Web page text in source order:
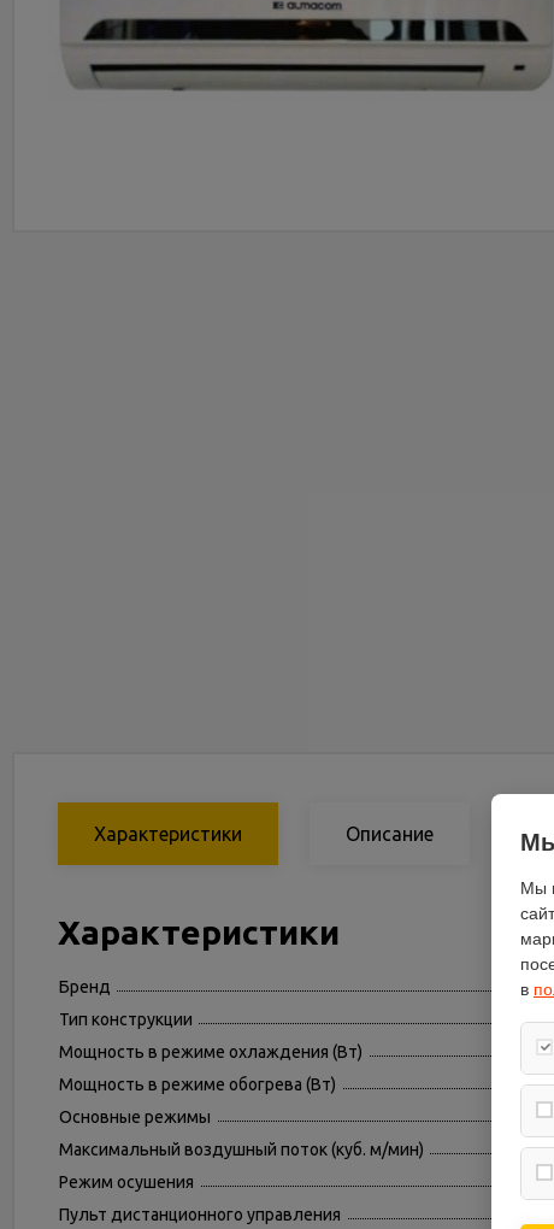
Характеристики Описание
Характеристики
Бренд
Тип конструкции
Мощность в режиме охлаждения (Вт)
Мощность в режиме обогрева (Вт)
Основные режимы
Максимальный воздушный поток (куб. м/мин)
Режим осушения
Пульт дистанционного управления
Мы
в